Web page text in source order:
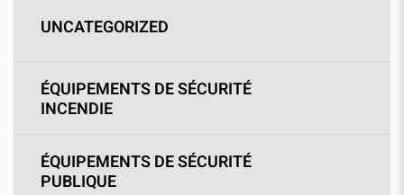
UNCATEGORIZED
ÉQUIPEMENTS DE SÉCURITÉ
INCENDIE
ÉQUIPEMENTS DE SÉCURITÉ
PUBLIQUE